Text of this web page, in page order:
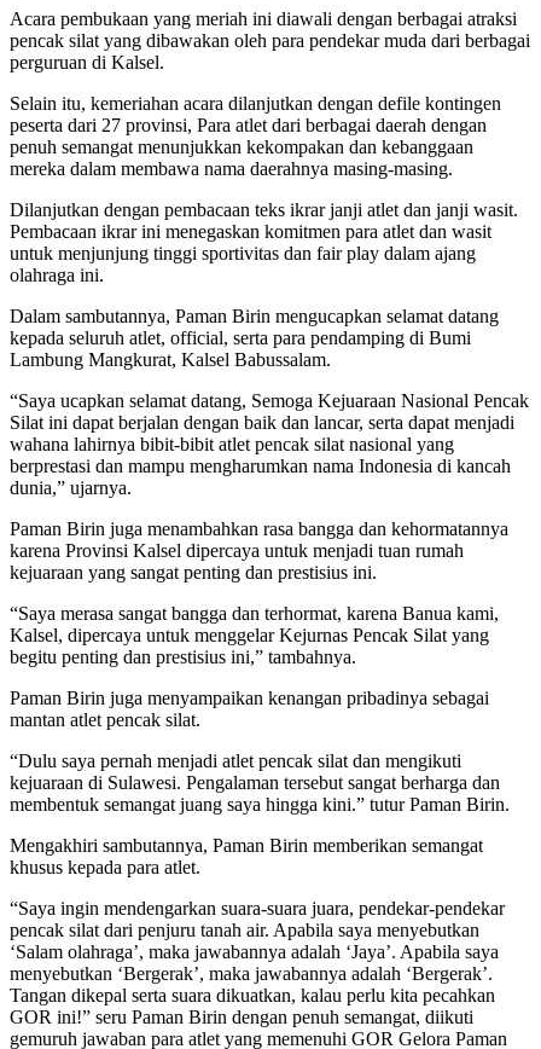
Acara pembukaan yang meriah ini diawali dengan berbagai atraksi
pencak silat yang dibawakan oleh para pendekar muda dari berbagai
perguruan di Kalsel.
Selain itu, kemeriahan acara dilanjutkan dengan defile kontingen
peserta dari 27 provinsi, Para atlet dari berbagai daerah dengan
penuh semangat menunjukkan kekompakan dan kebanggaan
mereka dalam membawa nama daerahnya masing-masing.
Dilanjutkan dengan pembacaan teks ikrar janji atlet dan janji wasit.
Pembacaan ikrar ini menegaskan komitmen para atlet dan wasit
untuk menjunjung tinggi sportivitas dan fair play dalam ajang
olahraga ini.
Dalam sambutannya, Paman Birin mengucapkan selamat datang
kepada seluruh atlet, official, serta para pendamping di Bumi
Lambung Mangkurat, Kalsel Babussalam.
“Saya ucapkan selamat datang, Semoga Kejuaraan Nasional Pencak
Silat ini dapat berjalan dengan baik dan lancar, serta dapat menjadi
wahana lahirnya bibit-bibit atlet pencak silat nasional yang
berprestasi dan mampu mengharumkan nama Indonesia di kancah
dunia,” ujarnya.
Paman Birin juga menambahkan rasa bangga dan kehormatannya
karena Provinsi Kalsel dipercaya untuk menjadi tuan rumah
kejuaraan yang sangat penting dan prestisius ini.
“Saya merasa sangat bangga dan terhormat, karena Banua kami,
Kalsel, dipercaya untuk menggelar Kejurnas Pencak Silat yang
begitu penting dan prestisius ini,” tambahnya.
Paman Birin juga menyampaikan kenangan pribadinya sebagai
mantan atlet pencak silat.
“Dulu saya pernah menjadi atlet pencak silat dan mengikuti
kejuaraan di Sulawesi. Pengalaman tersebut sangat berharga dan
membentuk semangat juang saya hingga kini.” tutur Paman Birin.
Mengakhiri sambutannya, Paman Birin memberikan semangat
khusus kepada para atlet.
“Saya ingin mendengarkan suara-suara juara, pendekar-pendekar
pencak silat dari penjuru tanah air. Apabila saya menyebutkan
‘Salam olahraga’, maka jawabannya adalah ‘Jaya’. Apabila saya
menyebutkan ‘Bergerak’, maka jawabannya adalah ‘Bergerak’.
Tangan dikepal serta suara dikuatkan, kalau perlu kita pecahkan
GOR ini!” seru Paman Birin dengan penuh semangat, diikuti
gemuruh jawaban para atlet yang memenuhi GOR Gelora Paman